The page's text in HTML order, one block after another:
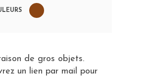
de gros objets.
un lien par mail pour